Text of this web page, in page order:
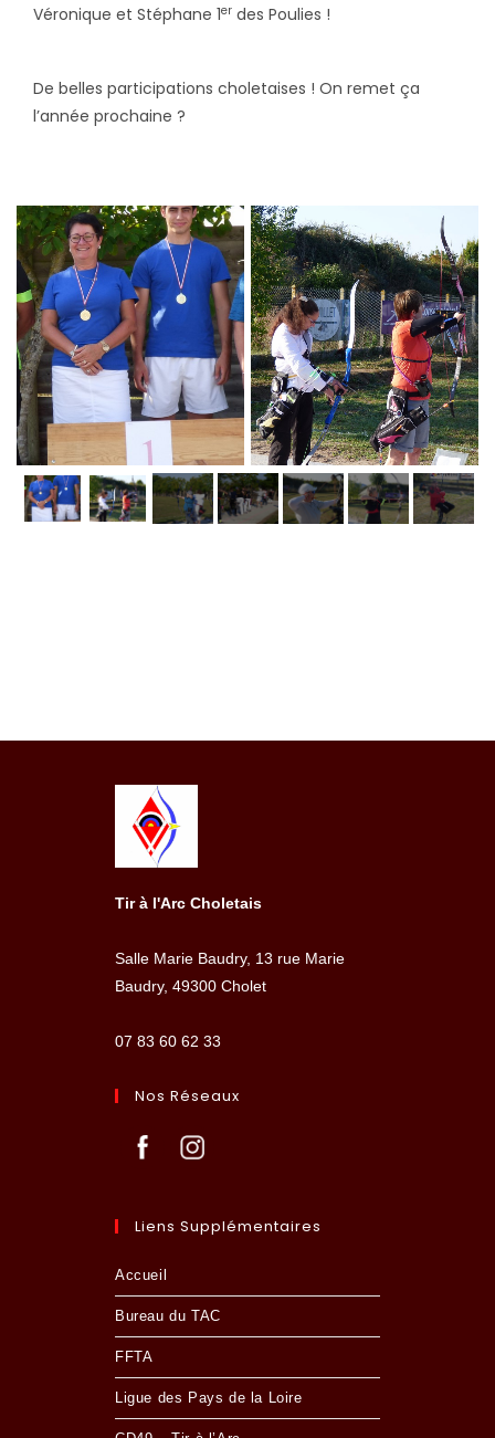
Véronique et Stéphane 1er des Poulies !
De belles participations choletaises ! On remet ça
l’année prochaine ?
Tir à l'Arc Choletais
Salle Marie Baudry, 13 rue Marie
Baudry, 49300 Cholet
07 83 60 62 33
Nos Réseaux
Liens Supplémentaires
Accueil
Bureau du TAC
FFTA
Ligue des Pays de la Loire